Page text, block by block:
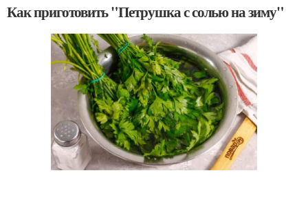
Как приготовить "Петрушка с солью на зиму"